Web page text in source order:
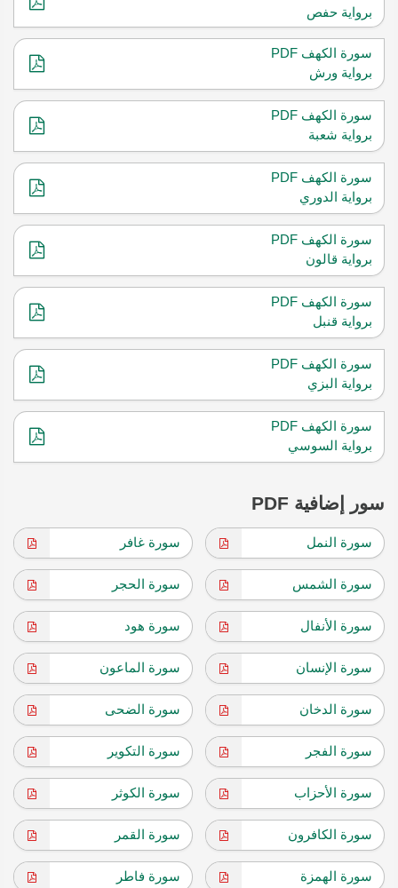
برواية حفص
سورة الكهف PDF
برواية ورش
سورة الكهف PDF
برواية شعبة
سورة الكهف PDF
برواية الدوري
سورة الكهف PDF
برواية قالون
سورة الكهف PDF
برواية قنبل
سورة الكهف PDF
برواية البزي
سورة الكهف PDF
برواية السوسي
سور إضافية PDF
سورة النمل سورة غافر
سورة الشمس سورة الحجر
سورة الأنفال سورة هود
سورة الإنسان سورة الماعون
سورة الدخان سورة الضحى
سورة الفجر سورة التكوير
سورة الأحزاب سورة الكوثر
سورة الكافرون سورة القمر
سورة الهمزة سورة فاطر